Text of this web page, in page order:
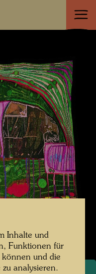
Inhalte und
Funktionen für
können und die
analysieren.